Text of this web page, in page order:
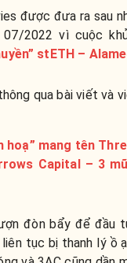
được đưa ra sau
2022 vì cuộc
stETH –
qua bài viết và
hoạ” mang tên
Capital – 3
đòn bẩy để
tục bị thanh lý ồ